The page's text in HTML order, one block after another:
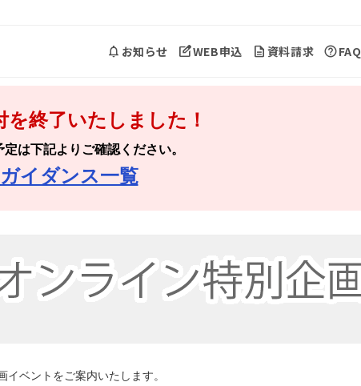
お知らせ WEB申込 資料請求 FAQ
を終了いたしました！
定は下記よりご確認ください。
ガイダンス一覧
ベントをご案内いたします。